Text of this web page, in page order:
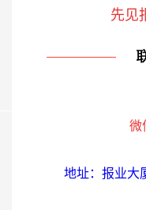
先见
微
地址：报业大